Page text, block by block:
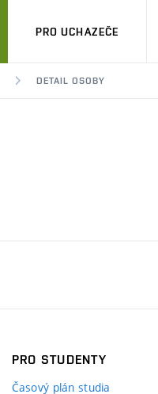
PRO UCHAZEČE
DETAIL OSOBY
PRO STUDENTY
Časový plán studia